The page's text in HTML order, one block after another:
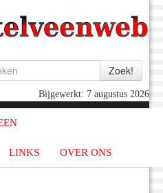
Bijgewerkt: 7 augustus 2026
LINKS OVER ONS